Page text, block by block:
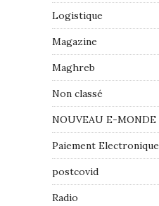
Logistique
Magazine
Maghreb
Non classé
NOUVEAU E-MONDE
Paiement Electronique
postcovid
Radio